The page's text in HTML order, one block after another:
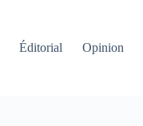
Éditorial Opinion